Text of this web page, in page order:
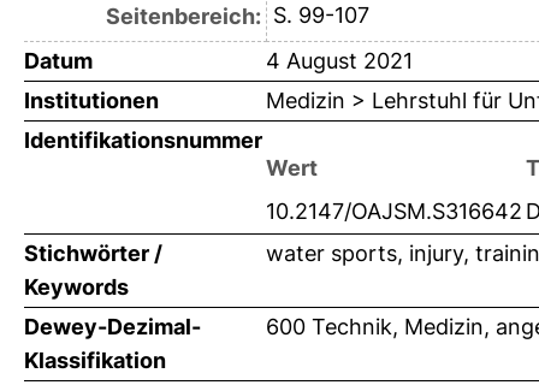
Seitenbereich: S. 99-107
Datum
4 August 2021
Institutionen
Medizin > Lehrstuhl für
Identifikationsnummer
Wert
10.2147/OAJSM.S316642
Stichwörter /
Keywords
water sports, injury,
Dewey-Dezimal-
Klassifikation
600 Technik, Medizin,